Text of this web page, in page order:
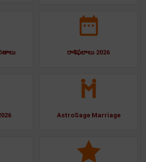
రాశిఫలాలు 2026
AstroSage Marriage